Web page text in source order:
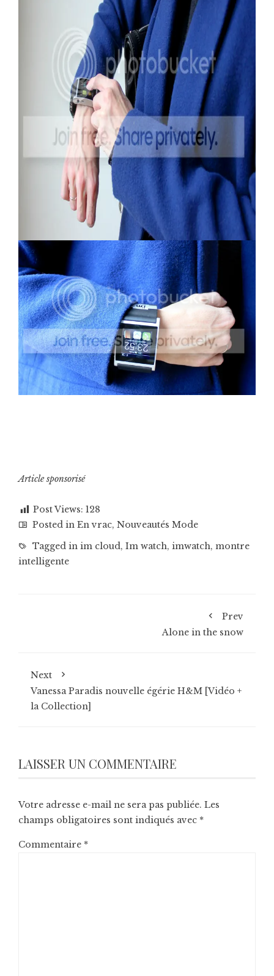
Article sponsorisé
Post Views: 128
Posted in En vrac, Nouveautés Mode
Tagged in im cloud, Im watch, imwatch, montre
intelligente
Prev
Alone in the snow
Next
Vanessa Paradis nouvelle égérie H&M [Vidéo +
la Collection]
LAISSER UN COMMENTAIRE
Votre adresse e-mail ne sera pas publiée. Les
champs obligatoires sont indiqués avec *
Commentaire *